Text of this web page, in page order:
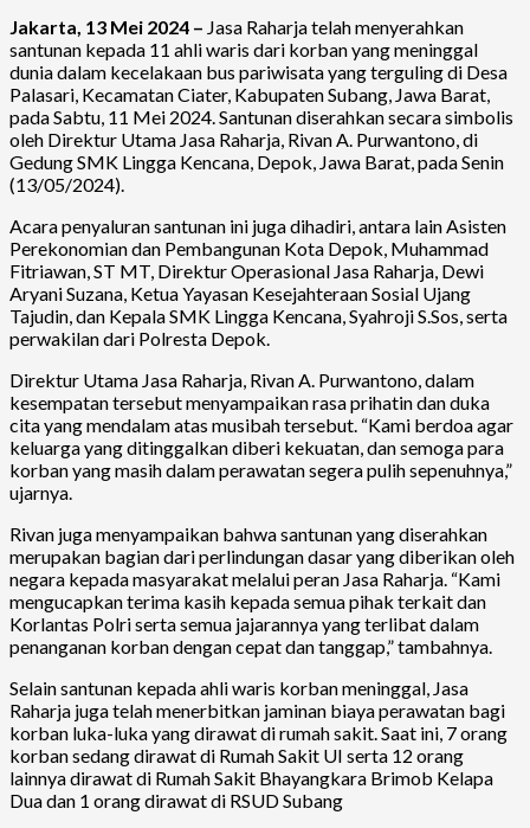
Jakarta, 13 Mei 2024 – Jasa Raharja telah menyerahkan
santunan kepada 11 ahli waris dari korban yang meninggal
dunia dalam kecelakaan bus pariwisata yang terguling di Desa
Palasari, Kecamatan Ciater, Kabupaten Subang, Jawa Barat,
pada Sabtu, 11 Mei 2024. Santunan diserahkan secara simbolis
oleh Direktur Utama Jasa Raharja, Rivan A. Purwantono, di
Gedung SMK Lingga Kencana, Depok, Jawa Barat, pada Senin
(13/05/2024).
Acara penyaluran santunan ini juga dihadiri, antara lain Asisten
Perekonomian dan Pembangunan Kota Depok, Muhammad
Fitriawan, ST MT, Direktur Operasional Jasa Raharja, Dewi
Aryani Suzana, Ketua Yayasan Kesejahteraan Sosial Ujang
Tajudin, dan Kepala SMK Lingga Kencana, Syahroji S.Sos, serta
perwakilan dari Polresta Depok.
Direktur Utama Jasa Raharja, Rivan A. Purwantono, dalam
kesempatan tersebut menyampaikan rasa prihatin dan duka
cita yang mendalam atas musibah tersebut. “Kami berdoa agar
keluarga yang ditinggalkan diberi kekuatan, dan semoga para
korban yang masih dalam perawatan segera pulih sepenuhnya,”
ujarnya.
Rivan juga menyampaikan bahwa santunan yang diserahkan
merupakan bagian dari perlindungan dasar yang diberikan oleh
negara kepada masyarakat melalui peran Jasa Raharja. “Kami
mengucapkan terima kasih kepada semua pihak terkait dan
Korlantas Polri serta semua jajarannya yang terlibat dalam
penanganan korban dengan cepat dan tanggap,” tambahnya.
Selain santunan kepada ahli waris korban meninggal, Jasa
Raharja juga telah menerbitkan jaminan biaya perawatan bagi
korban luka-luka yang dirawat di rumah sakit. Saat ini, 7 orang
korban sedang dirawat di Rumah Sakit UI serta 12 orang
lainnya dirawat di Rumah Sakit Bhayangkara Brimob Kelapa
Dua dan 1 orang dirawat di RSUD Subang